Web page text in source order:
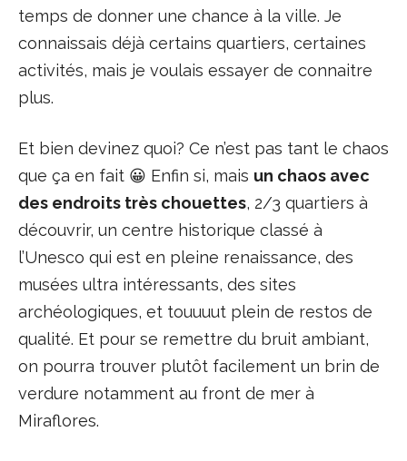
temps de donner une chance à la ville. Je
connaissais déjà certains quartiers, certaines
activités, mais je voulais essayer de connaitre
plus.
Et bien devinez quoi? Ce n’est pas tant le chaos
que ça en fait 😀 Enfin si, mais un chaos avec
des endroits très chouettes, 2/3 quartiers à
découvrir, un centre historique classé à
l’Unesco qui est en pleine renaissance, des
musées ultra intéressants, des sites
archéologiques, et touuuut plein de restos de
qualité. Et pour se remettre du bruit ambiant,
on pourra trouver plutôt facilement un brin de
verdure notamment au front de mer à
Miraflores.